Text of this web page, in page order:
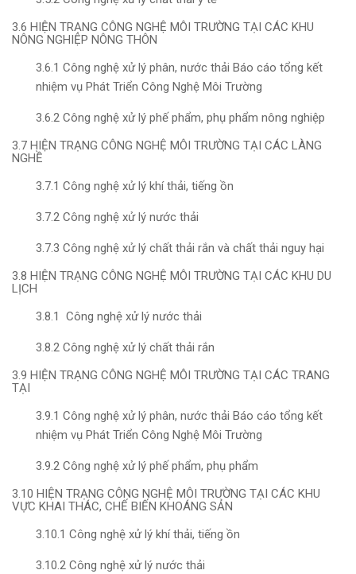
3.6 HIỆN TRẠNG CÔNG NGHỆ MÔI TRƯỜNG TẠI CÁC KHU
NÔNG NGHIỆP NÔNG THÔN
3.6.1 Công nghệ xử lý phân, nước thải Báo cáo tổng kết
nhiệm vụ Phát Triển Công Nghệ Môi Trường
3.6.2 Công nghệ xử lý phế phẩm, phụ phẩm nông nghiệp
3.7 HIỆN TRẠNG CÔNG NGHỆ MÔI TRƯỜNG TẠI CÁC LÀNG
NGHỀ
3.7.1 Công nghệ xử lý khí thải, tiếng ồn
3.7.2 Công nghệ xử lý nước thải
3.7.3 Công nghệ xử lý chất thải rắn và chất thải nguy hại
3.8 HIỆN TRẠNG CÔNG NGHỆ MÔI TRƯỜNG TẠI CÁC KHU DU
LỊCH
3.8.1 Công nghệ xử lý nước thải
3.8.2 Công nghệ xử lý chất thải rắn
3.9 HIỆN TRẠNG CÔNG NGHỆ MÔI TRƯỜNG TẠI CÁC TRANG
TẠI
3.9.1 Công nghệ xử lý phân, nước thải Báo cáo tổng kết
nhiệm vụ Phát Triển Công Nghệ Môi Trường
3.9.2 Công nghệ xử lý phế phẩm, phụ phẩm
3.10 HIỆN TRẠNG CÔNG NGHỆ MÔI TRƯỜNG TẠI CÁC KHU
VỰC KHAI THÁC, CHẾ BIẾN KHOÁNG SẢN
3.10.1 Công nghệ xử lý khí thải, tiếng ồn
3.10.2 Công nghệ xử lý nước thải